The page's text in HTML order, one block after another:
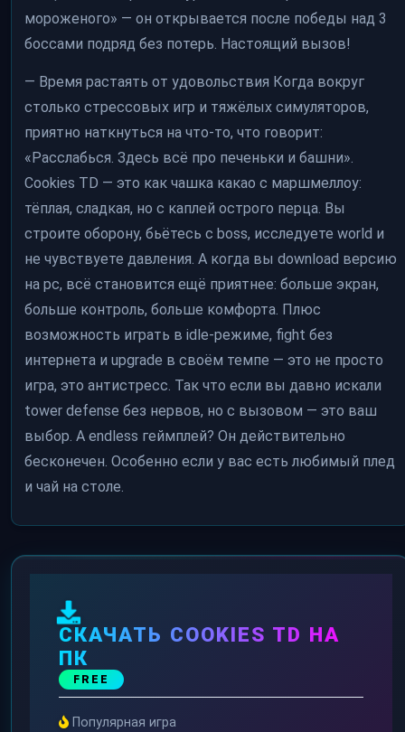
мороженого» — он открывается после победы над 3
боссами подряд без потерь. Настоящий вызов!
— Время растаять от удовольствия Когда вокруг
столько стрессовых игр и тяжёлых симуляторов,
приятно наткнуться на что-то, что говорит:
«Расслабься. Здесь всё про печеньки и башни».
Cookies TD — это как чашка какао с маршмеллоу:
тёплая, сладкая, но с каплей острого перца. Вы
строите оборону, бьётесь с boss, исследуете world и
не чувствуете давления. А когда вы download версию
на pc, всё становится ещё приятнее: больше экран,
больше контроль, больше комфорта. Плюс
возможность играть в idle-режиме, fight без
интернета и upgrade в своём темпе — это не просто
игра, это антистресс. Так что если вы давно искали
tower defense без нервов, но с вызовом — это ваш
выбор. А endless геймплей? Он действительно
бесконечен. Особенно если у вас есть любимый плед
и чай на столе.
СКАЧАТЬ COOKIES TD НА
ПК
FREE
Популярная игра